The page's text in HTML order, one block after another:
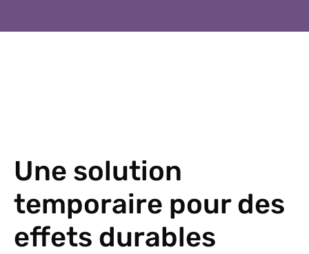
Une solution
temporaire pour des
effets durables